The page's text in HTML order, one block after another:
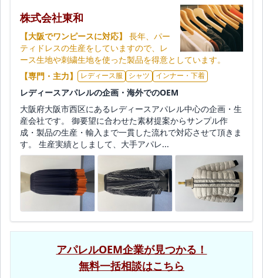
株式会社東和
【大阪でワンピースに対応】
長年、パー
ティドレスの生産をしていますので、レ
ース生地や刺繍生地を使った製品を得意としています。
【専門・主力】
レディース服 シャツ インナー・下着
レディースアパレルの企画・海外でのOEM
大阪府大阪市西区にあるレディースアパレル中心の企画・生
産会社です。 御要望に合わせた素材提案からサンプル作
成・製品の生産・輸入まで一貫した流れで対応させて頂きま
す。 生産実績としまして、大手アパレ...
アパレルOEM企業が見つかる！
無料一括相談はこちら